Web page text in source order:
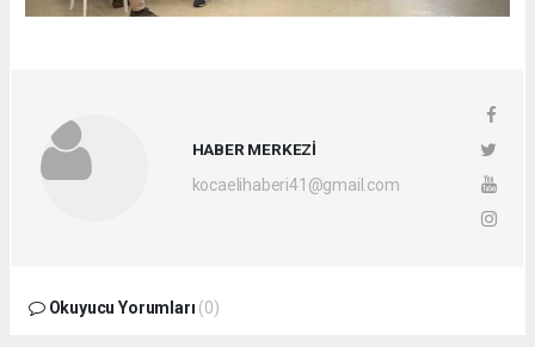
HABER MERKEZİ
kocaelihaberi41@gmail.com
Okuyucu Yorumları (0)